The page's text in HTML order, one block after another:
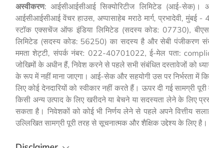
अस्वीकरण: आईसीआईसीआई सिक्योरिटीज लिमिटेड (आई-सेक)।
आईसीआईसीआई वेंचर हाउस, अप्पासाहेब मराठे मार्ग,
स्टॉक एक्सचेंज ऑफ इंडिया लिमिटेड (सदस्य कोड: 07730),
लिमिटेड (सदस्य कोड: 56250) का सदस्य है और सेबी पंजीकरण
ममता शेट्टी, संपर्क नंबर: 022-40701022, ई-मेल पता:
जोखिमों के अधीन हैं, निवेश करने से पहले सभी संबंधित दस्तावेजों को
के रूप में नहीं माना जाएगा। आई-सेक और सहयोगी उस पर निर्भरता में
लिए कोई देनदारियों को स्वीकार नहीं करते हैं। ऊपर दी गई सामग्री
किसी अन्य उत्पाद के लिए खरीदने या बेचने या सदस्यता लेने के लिए
सकता है। निवेशकों को कोई भी निर्णय लेने से पहले अपने वित्तीय
उल्लिखित सामग्री पूरी तरह से सूचनात्मक और शैक्षिक उद्देश्य के लिए है।